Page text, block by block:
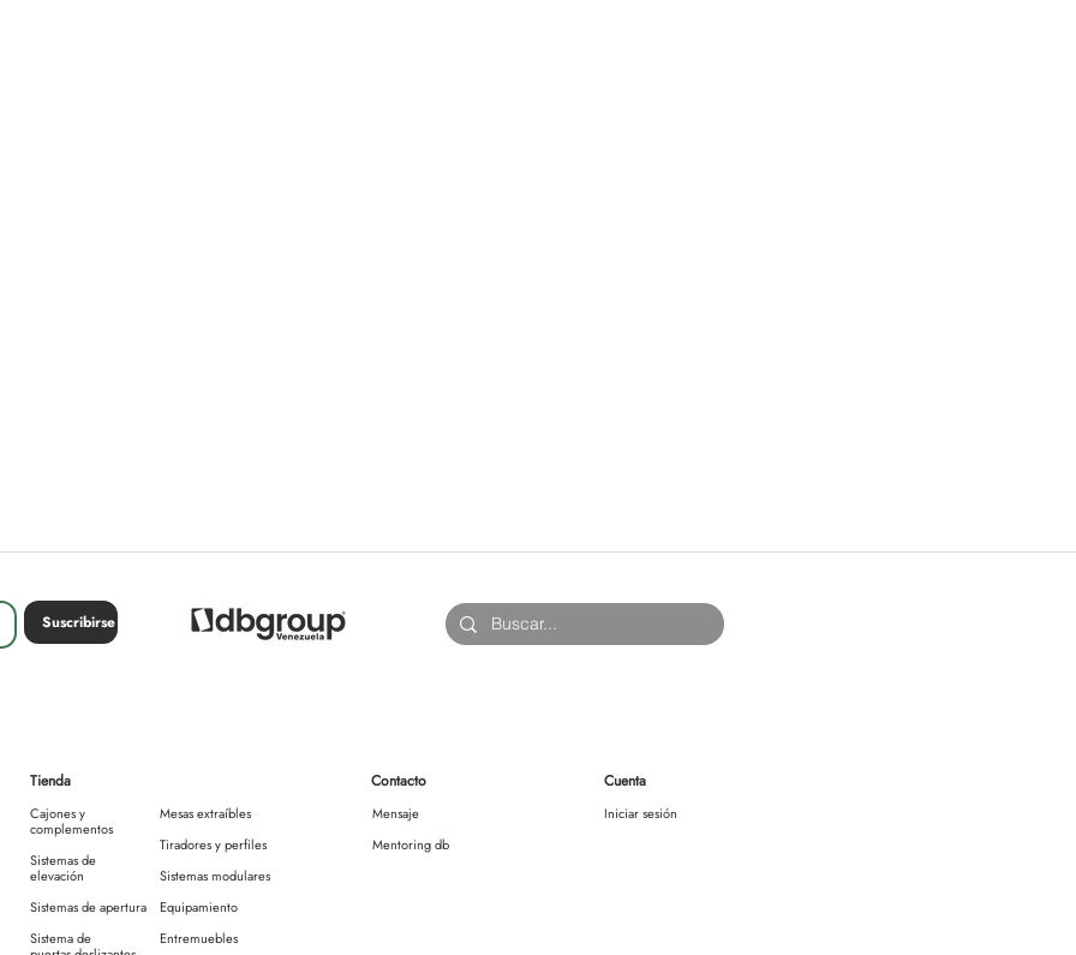
Suscribirse
Tienda
Cajones y
complementos
Sistemas de
elevación
Sistemas de apertura
Sistema de
Mesas extraíbles
Tiradores y perfiles
Sistemas modulares
Equipamiento
Entremuebles
Contacto
Mensaje
Mentoring db
Cuenta
Iniciar sesión